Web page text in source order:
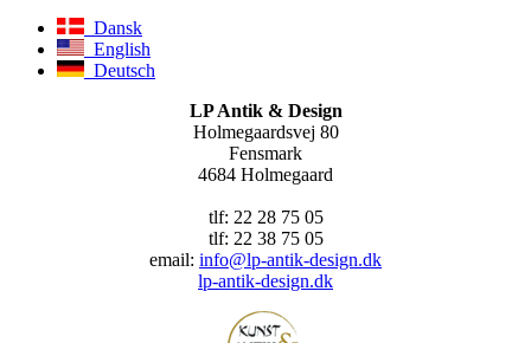
Dansk
English
Deutsch
LP Antik & Design
Holmegaardsvej 80
Fensmark
4684 Holmegaard
tlf: 22 28 75 05
tlf: 22 38 75 05
email: info@lp-antik-design.dk
lp-antik-design.dk